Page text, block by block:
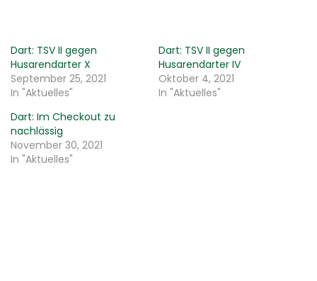
Dart: TSV II gegen
Husarendarter X
September 25, 2021
In "Aktuelles"
Dart: TSV II gegen
Husarendarter IV
Oktober 4, 2021
In "Aktuelles"
Dart: Im Checkout zu
nachlässig
November 30, 2021
In "Aktuelles"